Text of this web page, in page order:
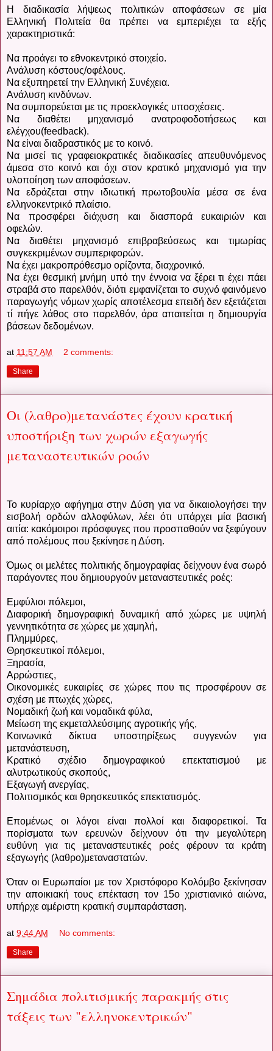
Η διαδικασία λήψεως πολιτικών αποφάσεων σε μία
Ελληνική Πολιτεία θα πρέπει να εμπεριέχει τα εξής
χαρακτηριστικά:
Να προάγει το εθνοκεντρικό στοιχείο.
Ανάλυση κόστους/οφέλους.
Να εξυπηρετεί την Ελληνική Συνέχεια.
Ανάλυση κινδύνων.
Να συμπορεύεται με τις προεκλογικές υποσχέσεις.
Να διαθέτει μηχανισμό ανατροφοδοτήσεως και
ελέγχου(feedback).
Να είναι διαδραστικός με το κοινό.
Να μισεί τις γραφειοκρατικές διαδικασίες απευθυνόμενος
άμεσα στο κοινό και όχι στον κρατικό μηχανισμό για την
υλοποίηση των αποφάσεων.
Να εδράζεται στην ιδιωτική πρωτοβουλία μέσα σε ένα
ελληνοκεντρικό πλαίσιο.
Να προσφέρει διάχυση και διασπορά ευκαιριών και
οφελών.
Να διαθέτει μηχανισμό επιβραβεύσεως και τιμωρίας
συγκεκριμένων συμπεριφορών.
Να έχει μακροπρόθεσμο ορίζοντα, διαχρονικό.
Να έχει θεσμική μνήμη υπό την έννοια να ξέρει τι έχει πάει
στραβά στο παρελθόν, διότι εμφανίζεται το συχνό φαινόμενο
παραγωγής νόμων χωρίς αποτέλεσμα επειδή δεν εξετάζεται
τί πήγε λάθος στο παρελθόν, άρα απαιτείται η δημιουργία
βάσεων δεδομένων.
at 11:57 AM 2 comments:
Share
Οι (λαθρο)μετανάστες έχουν κρατική
υποστήριξη των χωρών εξαγωγής
μεταναστευτικών ροών
Το κυρίαρχο αφήγημα στην Δύση για να δικαιολογήσει την
εισβολή ορδών αλλοφύλων, λέει ότι υπάρχει μία βασική
αιτία: κακόμοιροι πρόσφυγες που προσπαθούν να ξεφύγουν
από πολέμους που ξεκίνησε η Δύση.
Όμως οι μελέτες πολιτικής δημογραφίας δείχνουν ένα σωρό
παράγοντες που δημιουργούν μεταναστευτικές ροές:
Εμφύλιοι πόλεμοι,
Διαφορική δημογραφική δυναμική από χώρες με υψηλή
γεννητικότητα σε χώρες με χαμηλή,
Πλημμύρες,
Θρησκευτικοί πόλεμοι,
Ξηρασία,
Αρρώστιες,
Οικονομικές ευκαιρίες σε χώρες που τις προσφέρουν σε
σχέση με πτωχές χώρες,
Νομαδική ζωή και νομαδικά φύλα,
Μείωση της εκμεταλλεύσιμης αγροτικής γής,
Κοινωνικά δίκτυα υποστηρίξεως συγγενών για
μετανάστευση,
Κρατικό σχέδιο δημογραφικού επεκτατισμού με
αλυτρωτικούς σκοπούς,
Εξαγωγή ανεργίας,
Πολιτισμικός και θρησκευτικός επεκτατισμός.
Επομένως οι λόγοι είναι πολλοί και διαφορετικοί. Τα
πορίσματα των ερευνών δείχνουν ότι την μεγαλύτερη
ευθύνη για τις μεταναστευτικές ροές φέρουν τα κράτη
εξαγωγής (λαθρο)μεταναστατών.
Όταν οι Ευρωπαίοι με τον Χριστόφορο Κολόμβο ξεκίνησαν
την αποικιακή τους επέκταση τον 15ο χριστιανικό αιώνα,
υπήρχε αμέριστη κρατική συμπαράσταση.
at 9:44 AM No comments:
Share
Σημάδια πολιτισμικής παρακμής στις
τάξεις των "ελληνοκεντρικών"